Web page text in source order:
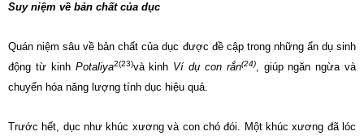
Suy niệm về bản chất của dục
Quán niệm sâu về bản chất của dục được đề cập trong những ẩn dụ sinh
động từ kinh Potaliya2(23)và kinh Ví dụ con rắn(24), giúp ngăn ngừa và
chuyển hóa năng lượng tính dục hiệu quả.
Trước hết, dục như khúc xương và con chó đói. Một khúc xương đã lóc